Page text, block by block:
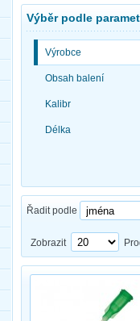
Výběr podle
Výrobce
Obsah balení
Kalibr
Délka
Řadit podle
Zobrazit